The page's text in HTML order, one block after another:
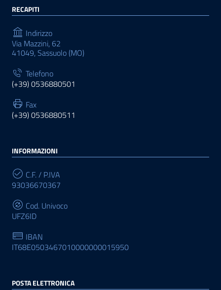
RECAPITI
Indirizzo
Via Mazzini, 62
41049, Sassuolo (MO)
Telefono
(+39) 0536880501
Fax
(+39) 0536880511
INFORMAZIONI
C.F. / P.IVA
93036670367
Cod. Univoco
UFZ6ID
IBAN
IT68E0503467010000000015950
POSTA ELETTRONICA